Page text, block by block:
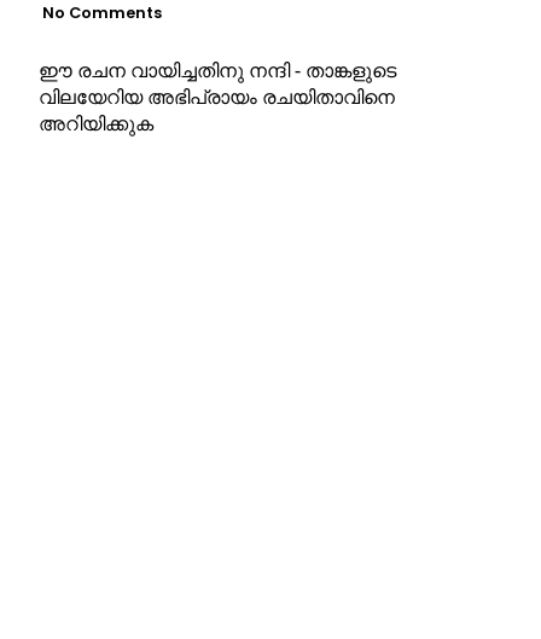
No Comments
ഈ രചന വായിച്ചതിനു നന്ദി - താങ്കളുടെ
വിലയേറിയ അഭിപ്രായം രചയിതാവിനെ
അറിയിക്കുക